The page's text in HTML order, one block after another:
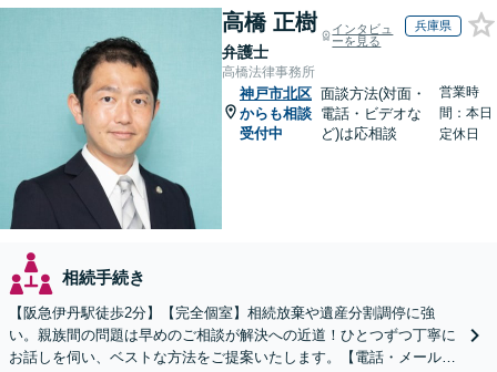
高橋 正樹
弁護士
インタビュ
ーを見る
兵庫県
高橋法律事務所
神戸市北区
からも相談
受付中
面談方法(対面・
電話・ビデオな
ど)は応相談
営業時
間：本日
定休日
相続手続き
【阪急伊丹駅徒歩2分】【完全個室】相続放棄や遺産分割調停に強
い。親族間の問題は早めのご相談が解決への近道！ひとつずつ丁寧に
お話しを伺い、ベストな方法をご提案いたします。【電話・メール相